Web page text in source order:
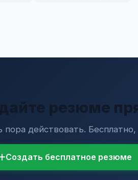
резюме
действовать. Бесплатно,
Создать бесплатное резюме